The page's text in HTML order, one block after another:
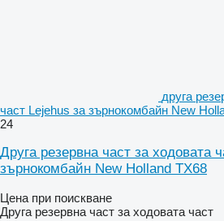
друга
част Lejehus за зърнокомбайн New
24
Друга резервна част за ходовата
зърнокомбайн New Holland TX68
Цена при поискване
Друга резервна част за ходовата част